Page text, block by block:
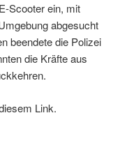
Scooter ein, mit
abgesucht
beendete die Polizei
die Kräfte aus
Link.